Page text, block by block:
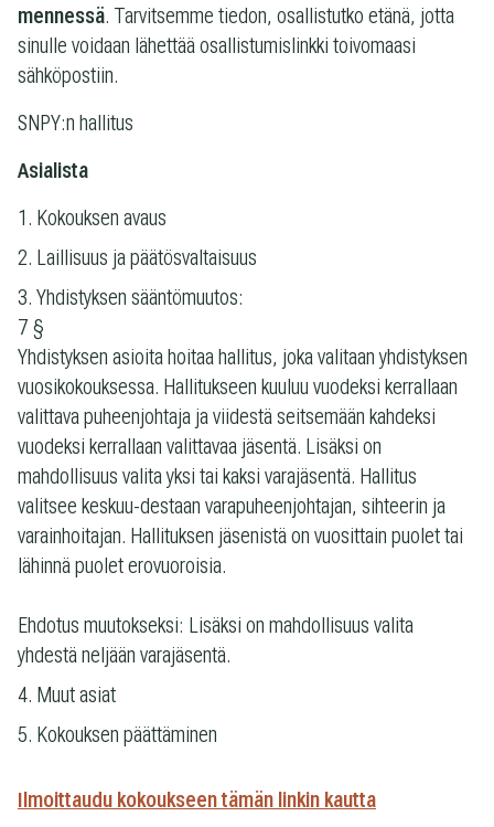
mennessä. Tarvitsemme tiedon, osallistutko etänä, jotta
sinulle voidaan lähettää osallistumislinkki toivomaasi
sähköpostiin.
SNPY:n hallitus
Asialista
Kokouksen avaus
Laillisuus ja päätösvaltaisuus
Yhdistyksen sääntömuutos:
7 §
Yhdistyksen asioita hoitaa hallitus, joka valitaan yhdistyksen
vuosikokouksessa. Hallitukseen kuuluu vuodeksi kerrallaan
valittava puheenjohtaja ja viidestä seitsemään kahdeksi
vuodeksi kerrallaan valittavaa jäsentä. Lisäksi on
mahdollisuus valita yksi tai kaksi varajäsentä. Hallitus
valitsee keskuu-destaan varapuheenjohtajan, sihteerin ja
varainhoitajan. Hallituksen jäsenistä on vuosittain puolet tai
lähinnä puolet erovuoroisia.
Ehdotus muutokseksi: Lisäksi on mahdollisuus valita
yhdestä neljään varajäsentä.
Muut asiat
Kokouksen päättäminen
Ilmoittaudu kokoukseen tämän linkin kautta